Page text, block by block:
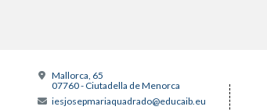
Mallorca, 65
07760 - Ciutadella de Menorca
iesjosepmariaquadrado@educaib.eu